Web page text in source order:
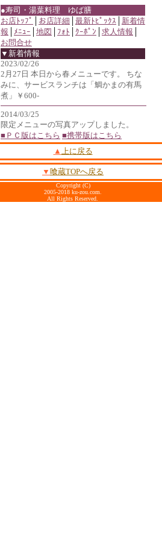
●寿司・湯葉料理 ゆば膳
お店ﾄｯﾌﾟ
お店詳細 最新ﾄﾋﾟｯｸｽ
新着情
報
ﾒﾆｭｰ 地図 ﾌｫﾄ ｸｰﾎﾟﾝ 求人情報
お問合せ
▼新着情報
2023/02/26
2月27日 本日から春メニューです。 ちな
みに、サービスランチは「鯛かまの有馬
煮」￥600-
2014/03/25
限定メニューの写真アップしました。
■ＰＣ版はこちら ■携帯版はこちら
▲ 上に戻る
▼ 喰蔵TOPへ戻る
Copyright (C)
2005-2018 ku-zou.com.
All Rights Reserved.